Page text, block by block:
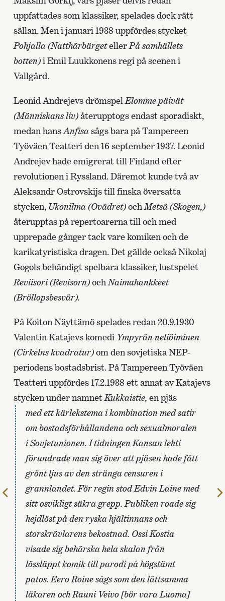
uppfattades som klassiker, spelades dock rätt
sällan. Men i januari 1938 uppfördes stycket
Pohjalla(Natthärbärgeteller På samhällets
botten)i Emil Luukkonens regi på scenen i
Vallgård.
Leonid Andrejevs drömspel Elomme päivät
(Människans liv)återupptogs endast sporadiskt,
medan hansAnfisasågs bara på Tampereen
Työväen Teatteri den 16 september 1937. Leonid
Andrejev hade emigrerat till Finland efter
revolutionen i Ryssland. Däremot kunde två av
Aleksandr Ostrovskijs till finska översatta
stycken, Ukonilma(Ovädret)och Metsä(Skogen,)
återupptas på repertoarerna till och med
upprepade gånger tack vare komiken och de
karikatyristiska dragen. Det gällde också Nikolaj
Gogols behändigt spelbara klassiker, lustspelet
Reviisori (Revisorn)och Naimahankkeet
(Bröllopsbesvär).
På Koiton Näyttämö spelades redan 20.9.1930
Valentin Katajevs komedi Ympyrän neliöiminen
(Cirkelns kvadratur)om den sovjetiska NEP-
periodens bostadsbrist. På Tampereen Työväen
Teatteri uppfördes 17.2.1938 ett annat av Katajevs
stycken under namnet Kukkaistie, en pjäs
med ett kärlekstema i kombination med satir
om bostadsförhållandena och sexualmoralen
i Sovjetunionen. I tidningen Kansan lehti
förundrade man sig över att pjäsen hade fått
grönt ljus av den stränga censuren i
grannlandet. För regin stod Edvin Laine med
sitt osvikligt säkra grepp. Publiken roade sig
hejdlöst på den ryska hjältinnans och
storskrävlarens bekostnad. Ossi Kostia
visade sig behärska hela skalan från
lössläppt komik till parodi på högstämt
patos. Eero Roine sågs som den lättsamma
läkaren och Rauni Veivo [bör vara Luoma]
Till
föregående
sida